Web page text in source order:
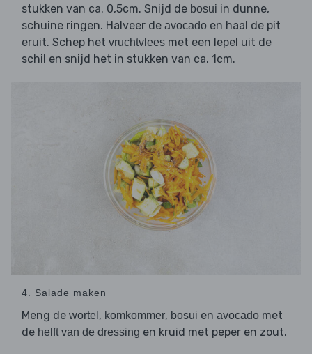
stukken van ca. 0,5cm. Snijd de bosui in dunne,
schuine ringen. Halveer de avocado en haal de pit
eruit. Schep het vruchtvlees met een lepel uit de
schil en snijd het in stukken van ca. 1cm.
4. Salade maken
Meng de wortel , komkommer, bosui en avocado met
de helft van de dressing en kruid met peper en zout.